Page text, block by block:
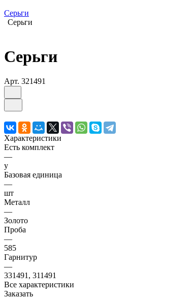
Серьги
Серьги
Серьги
Арт. 321491
Характеристики
Есть комплект
—
y
Базовая единица
—
шт
Металл
—
Золото
Проба
—
585
Гарнитур
—
331491, 311491
Все характеристики
Заказать